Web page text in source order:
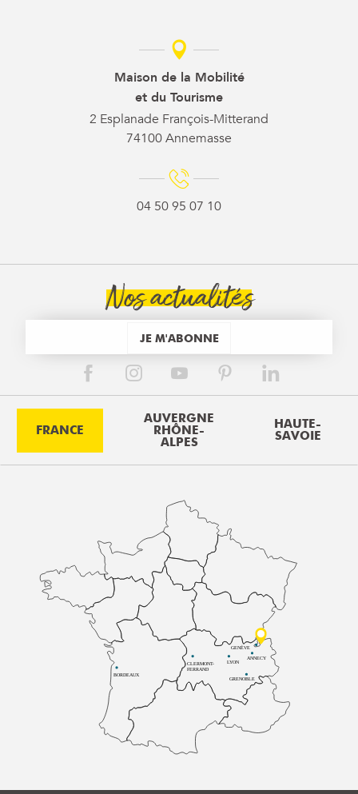
Maison de la Mobilité
et du Tourisme
2 Esplanade François-Mitterand
74100 Annemasse
04 50 95 07 10
Nos actualités
JE M'ABONNE
FRANCE
AUVERGNE
RHÔNE-
ALPES
HAUTE-
SAVOIE
BORDEAUX
CLERMONT-
FERRAND
LYON
ANNECY
GRENOBLE
GENÈVE